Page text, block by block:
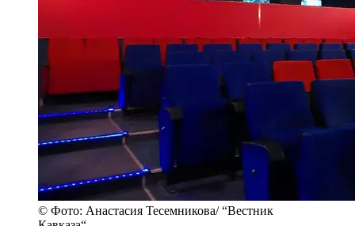
© Фото: Анастасия Тесемникова/ “Вестник